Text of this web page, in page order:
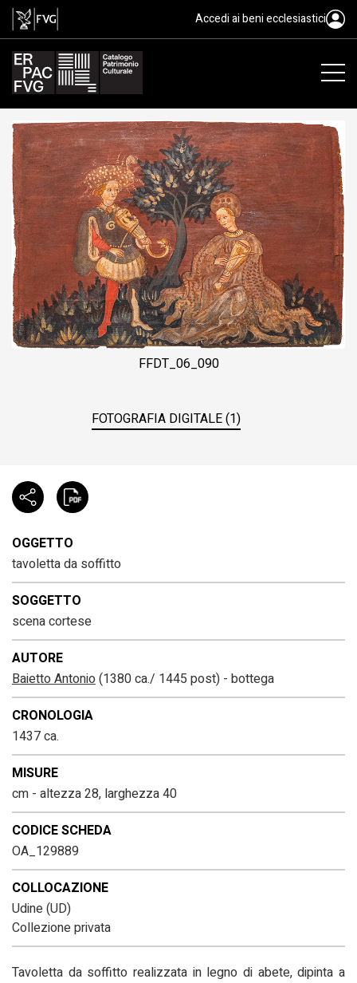
tavoletta da soffitto, Baietto
Accedi ai beni ecclesiastici
FFDT_06_090
FOTOGRAFIA DIGITALE (1)
OGGETTO
tavoletta da soffitto
SOGGETTO
scena cortese
AUTORE
Baietto Antonio(1380 ca./ 1445 post) - bottega
CRONOLOGIA
1437 ca.
MISURE
cm - altezza 28, larghezza 40
CODICE SCHEDA
OA_129889
COLLOCAZIONE
Udine (UD)
Collezione privata
Tavoletta da soffitto realizzata in legno di abete, dipinta a